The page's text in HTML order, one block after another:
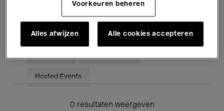
Voor iedereen Kids’ Palace
Hosted Events
0 resultaten weergeven
Voorkeuren beheren
Alles afwijzen Alle cookies accepteren